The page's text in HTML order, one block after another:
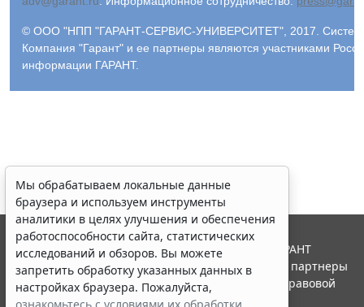
© ООО "НПП "ГАРАНТ-СЕРВИС-УНИВЕРСИТЕТ", 2017. Система
Компания "Гарант" и ее партнеры являются участниками
информации ГАРАНТ.
Мы обрабатываем локальные данные
браузера и используем инструменты
аналитики в целях улучшения и обеспечения
работоспособности сайта, статистических
исследований и обзоров. Вы можете
запретить обработку указанных данных в
настройках браузера. Пожалуйста,
© ООО "НПП "ГАРАНТ-СЕРВИС", 2026. Система ГАРАНТ
выпускается с 1990 года. Компания "Гарант" и ее партнеры
являются участниками Российской ассоциации правовой
информации ГАРАНТ.